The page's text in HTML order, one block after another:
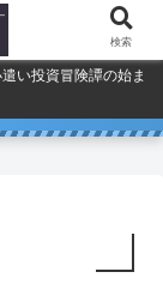
い投資冒険譚の始ま
検索